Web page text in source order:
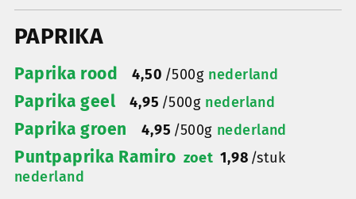
PAPRIKA
Paprika rood 4,50 /500g nederland
Paprika geel 4,95 /500g nederland
Paprika groen 4,95 /500g nederland
Puntpaprika Ramiro zoet 1,98 /stuk
nederland